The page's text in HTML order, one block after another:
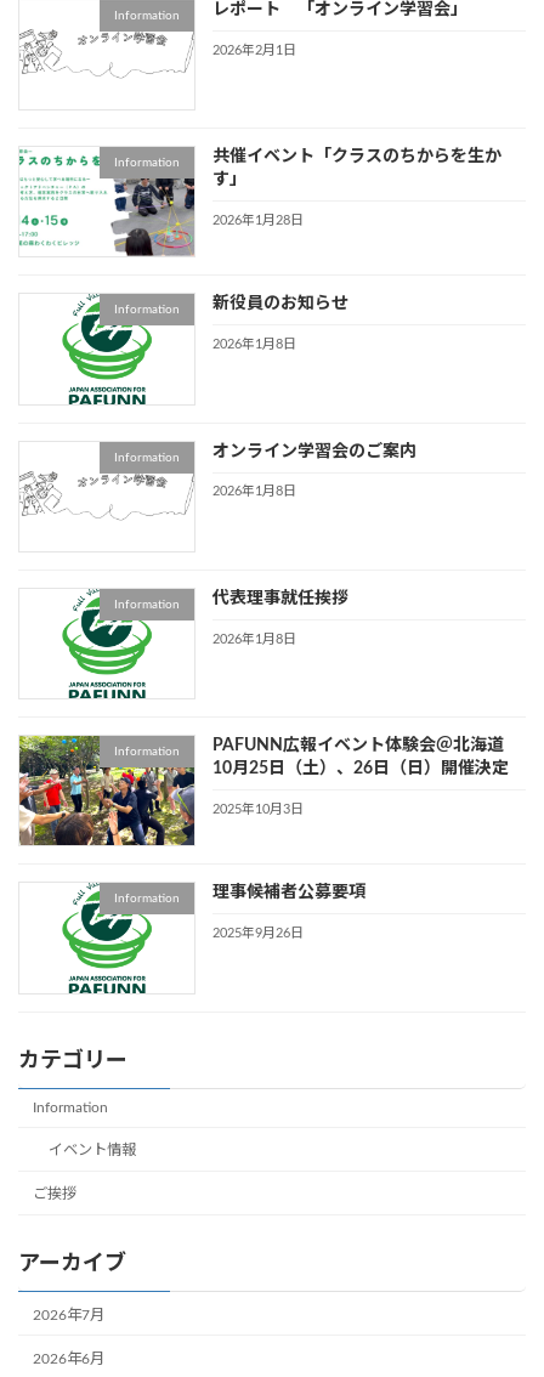
Information レポート 「オンライン学習会」
2026年2月1日
Information
共催イベント「クラスのちからを生か
す」
2026年1月28日
Information 新役員のお知らせ
2026年1月8日
Information オンライン学習会のご案内
2026年1月8日
Information 代表理事就任挨拶
2026年1月8日
Information
PAFUNN広報イベント体験会＠北海道
10月25日（土）、26日（日）開催決定
2025年10月3日
Information 理事候補者公募要項
2025年9月26日
カテゴリー
Information
イベント情報
ご挨拶
アーカイブ
2026年7月
2026年6月